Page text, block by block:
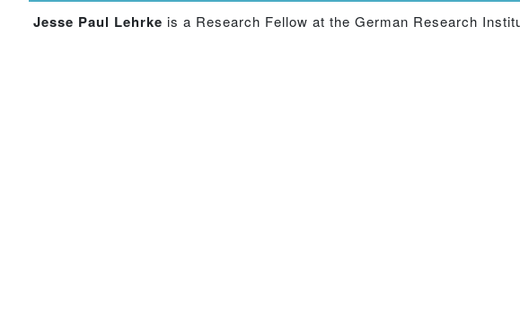
Jesse Paul Lehrke is a Research Fellow at the German Research